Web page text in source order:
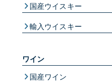
国産ウイスキー
輸入ウイスキー
ワイン
国産ワイン